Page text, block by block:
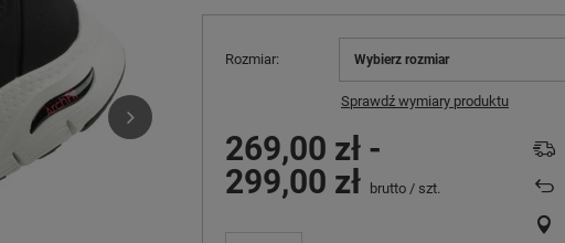
Rozmiar Wybierz rozmiar
Sprawdź wymiary produktu
269,00 zł -
299,00 zł
brutto / szt.